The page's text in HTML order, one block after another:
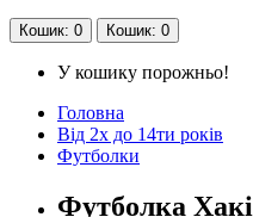
Кошик: 0 Кошик: 0
У кошику порожньо!
Головна
Від 2х до 14ти років
Футболки
Футболка Хакі